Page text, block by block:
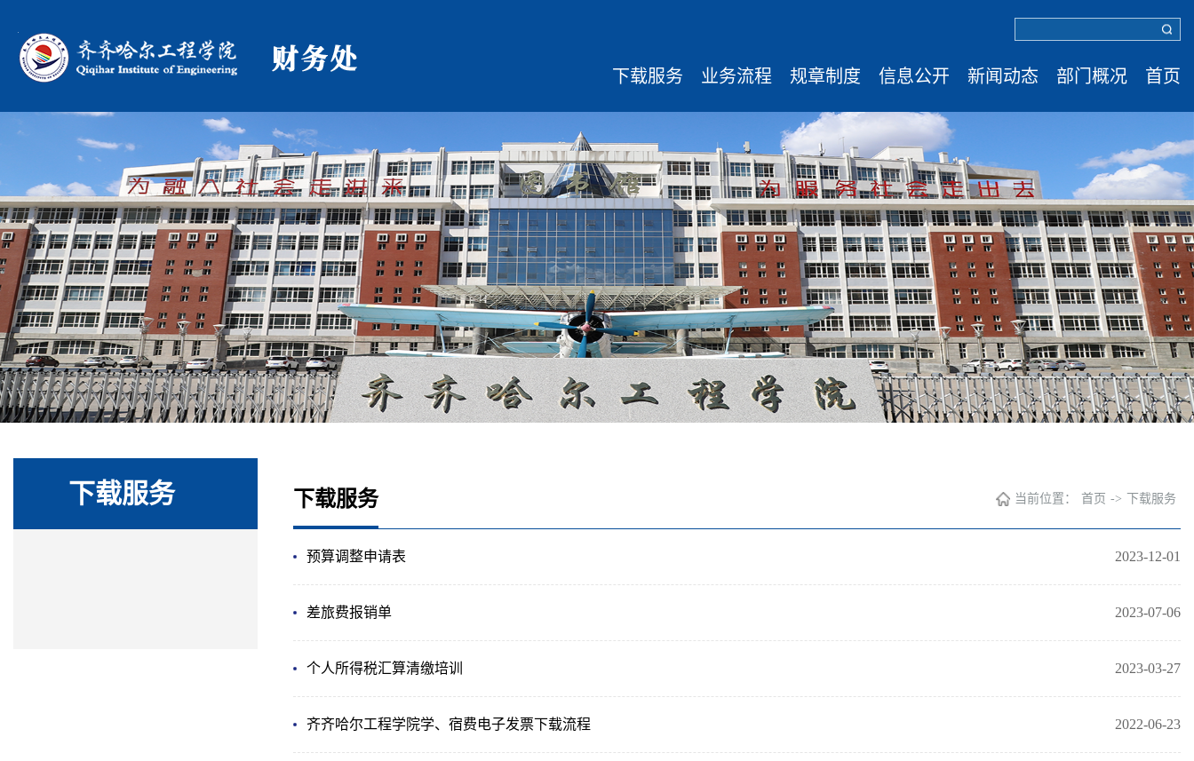
首页
部门概况
新闻动态
信息公开
规章制度
业务流程
下载服务
下载服务 下载服务 当前位置： 首页 -> 下载服务
2023-12-01
预算调整申请表
2023-07-06
差旅费报销单
2023-03-27
个人所得税汇算清缴培训
2022-06-23
齐齐哈尔工程学院学、宿费电子发票下载流程